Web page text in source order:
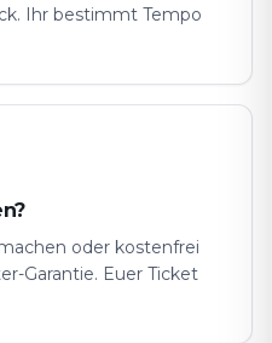
Ihr bestimmt Tempo
oder kostenfrei
Garantie. Euer Ticket